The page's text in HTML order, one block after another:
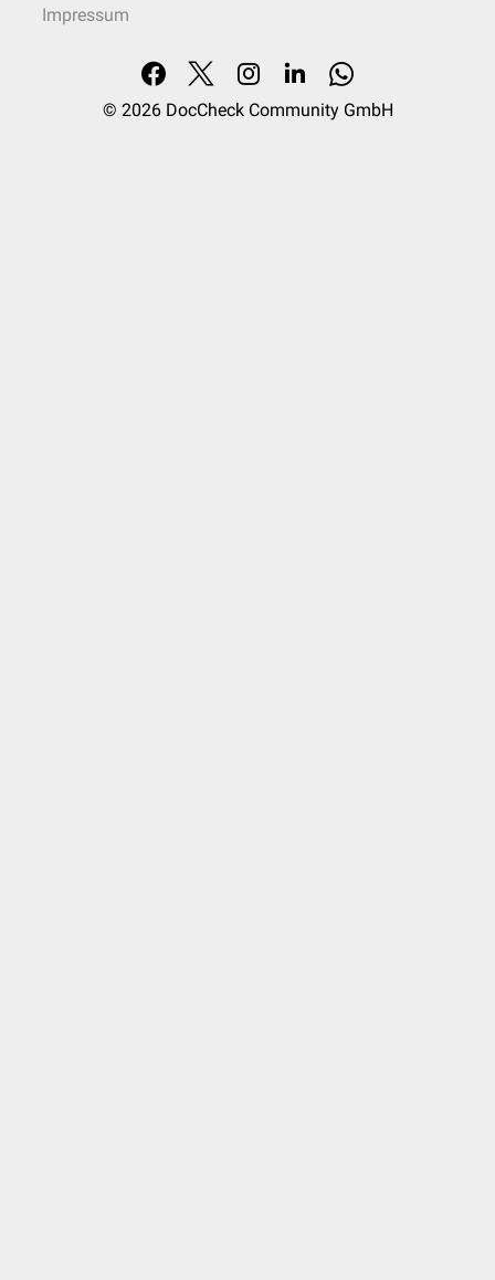
Impressum
© 2026 DocCheck Community GmbH